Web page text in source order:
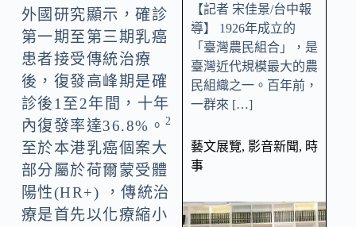
外國研究顯示，確診
第一期至第三期乳癌
患者接受傳統治療
後，復發高峰期是確
診後1至2年間，十年
內復發率達36.8%。2
至於本港乳癌個案大
部分屬於荷爾蒙受體
陽性(HR+) ，傳統治
療是首先以化療縮小
【記者 宋佳景/台中報
導】 1926年成立的
「臺灣農民組合」，是
臺灣近代規模最大的農
民組織之一。百年前，
一群來 […]
藝文展覽, 影音新聞, 時
事